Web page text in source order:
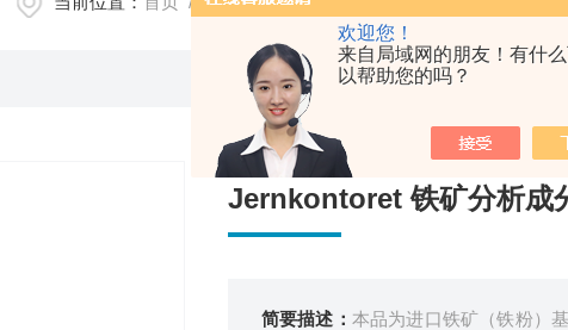
欢迎您！
来自局域网的朋友！有什
以帮助您的吗？
Jernkontoret 铁矿分析成
简要描述： 本品为进口铁矿（铁粉）